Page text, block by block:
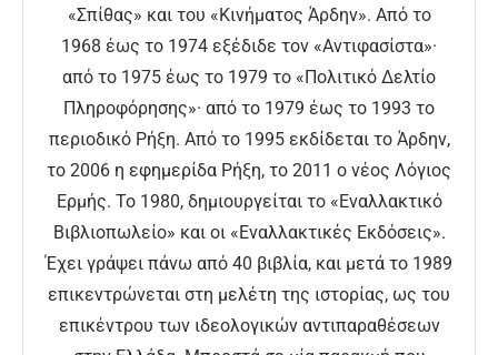
«Σπίθας» και του «Κινήματος Άρδην». Από το
1968 έως το 1974 εξέδιδε τον «Αντιφασίστα»·
από το 1975 έως το 1979 το «Πολιτικό Δελτίο
Πληροφόρησης»· από το 1979 έως το 1993 το
περιοδικό Ρήξη. Από το 1995 εκδίδεται το Άρδην,
το 2006 η εφημερίδα Ρήξη, το 2011 ο νέος Λόγιος
Ερμής. Το 1980, δημιουργείται το «Εναλλακτικό
Βιβλιοπωλείο» και οι «Εναλλακτικές Εκδόσεις».
Έχει γράψει πάνω από 40 βιβλία, και μετά το 1989
επικεντρώνεται στη μελέτη της ιστορίας, ως του
επικέντρου των ιδεολογικών αντιπαραθέσεων